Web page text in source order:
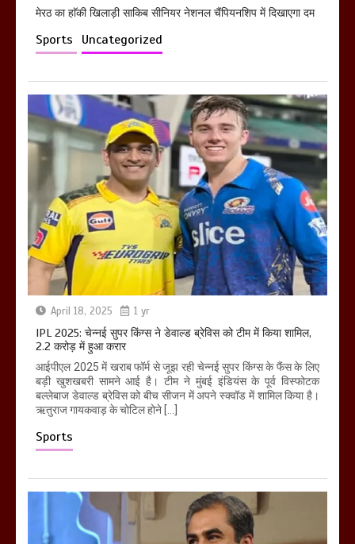
मेरठ का हाॅकी खिलाड़ी साकिब सीनियर नेशनल चैंपियनशिप में दिखाएगा दम
Sports Uncategorized
April 18, 2025 1 yr
IPL 2025: चेन्नई सुपर किंग्स ने डेवाल्ड ब्रेविस को टीम में किया शामिल,
2.2 करोड़ में हुआ करार
आईपीएल 2025 में खराब फॉर्म से जूझ रही चेन्नई सुपर किंग्स के फैंस के लिए
बड़ी खुशखबरी सामने आई है। टीम ने मुंबई इंडियंस के पूर्व विस्फोटक
बल्लेबाज डेवाल्ड ब्रेविस को बीच सीजन में अपने स्क्वॉड में शामिल किया है।
ऋतुराज गायकवाड़ के चोटिल होने […]
Sports